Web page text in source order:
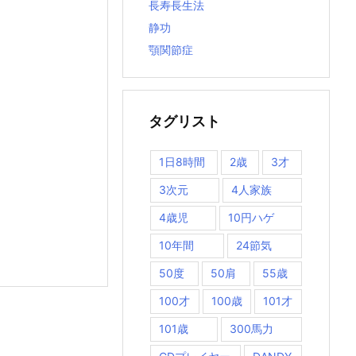
長寿長生法
静功
顎関節症
タグリスト
1日8時間 2歳 3才
3次元 4人家族
4歳児 10円ハゲ
10年間 24節気
50度 50肩 55歳
100才 100歳 101才
101歳 300馬力